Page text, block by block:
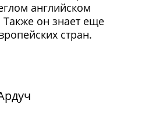
английском
он знает еще
стран.